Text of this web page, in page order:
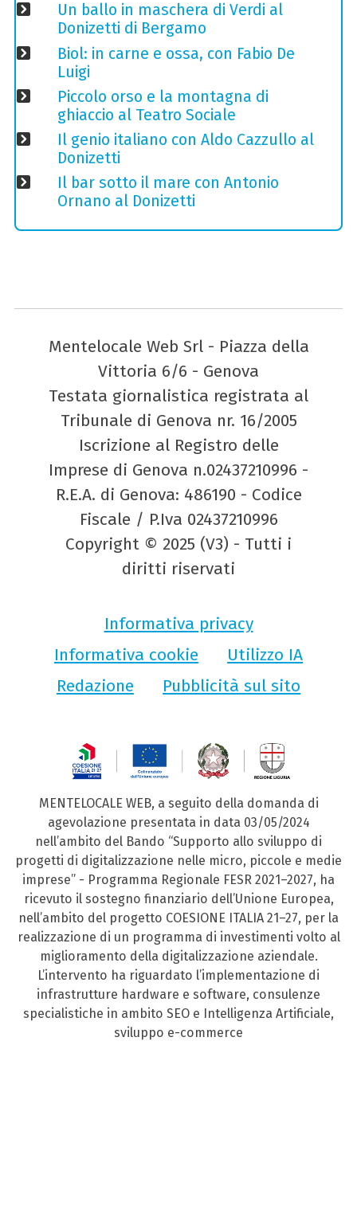
Un ballo in maschera di Verdi al
Donizetti di Bergamo
Biol: in carne e ossa, con Fabio De
Luigi
Piccolo orso e la montagna di
ghiaccio al Teatro Sociale
Il genio italiano con Aldo Cazzullo al
Donizetti
Il bar sotto il mare con Antonio
Ornano al Donizetti
Mentelocale Web Srl - Piazza della
Vittoria 6/6 - Genova
Testata giornalistica registrata al
Tribunale di Genova nr. 16/2005
Iscrizione al Registro delle
Imprese di Genova n.02437210996 -
R.E.A. di Genova: 486190 - Codice
Fiscale / P.Iva 02437210996
Copyright © 2025 (V3) - Tutti i
diritti riservati
Informativa privacy
Informativa cookie
Utilizzo IA
Redazione
Pubblicità sul sito
MENTELOCALE WEB, a seguito della domanda di
agevolazione presentata in data 03/05/2024
nell’ambito del Bando “Supporto allo sviluppo di
progetti di digitalizzazione nelle micro, piccole e medie
imprese” - Programma Regionale FESR 2021–2027, ha
ricevuto il sostegno finanziario dell’Unione Europea,
nell’ambito del progetto COESIONE ITALIA 21–27, per la
realizzazione di un programma di investimenti volto al
miglioramento della digitalizzazione aziendale.
L’intervento ha riguardato l’implementazione di
infrastrutture hardware e software, consulenze
specialistiche in ambito SEO e Intelligenza Artificiale,
sviluppo e-commerce